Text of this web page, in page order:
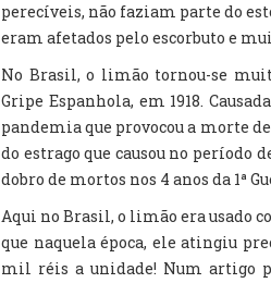
perecíveis, não faziam parte do
eram afetados pelo escorbuto e
No Brasil, o limão tornou-se
Gripe Espanhola, em 1918.
pandemia que provocou a morte
do estrago que causou no período
dobro de mortos nos 4 anos da 1ª
Aqui no Brasil, o limão era usado
que naquela época, ele atingiu
mil réis a unidade! Num artigo